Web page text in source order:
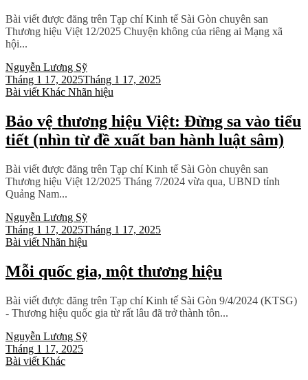
Bài viết được đăng trên Tạp chí Kinh tế Sài Gòn chuyên san
Thương hiệu Việt 12/2025 Chuyện không của riêng ai Mạng xã
hội...
Nguyễn Lương Sỹ
Tháng 1 17, 2025Tháng 1 17, 2025
Bài viết Khác Nhãn hiệu
Bảo vệ thương hiệu Việt: Đừng sa vào tiểu
tiết (nhìn từ đề xuất ban hành luật sâm)
Bài viết được đăng trên Tạp chí Kinh tế Sài Gòn chuyên san
Thương hiệu Việt 12/2025 Tháng 7/2024 vừa qua, UBND tỉnh
Quảng Nam...
Nguyễn Lương Sỹ
Tháng 1 17, 2025Tháng 1 17, 2025
Bài viết Nhãn hiệu
Mỗi quốc gia, một thương hiệu
Bài viết được đăng trên Tạp chí Kinh tế Sài Gòn 9/4/2024 (KTSG)
- Thương hiệu quốc gia từ rất lâu đã trở thành tôn...
Nguyễn Lương Sỹ
Tháng 1 17, 2025
Bài viết Khác